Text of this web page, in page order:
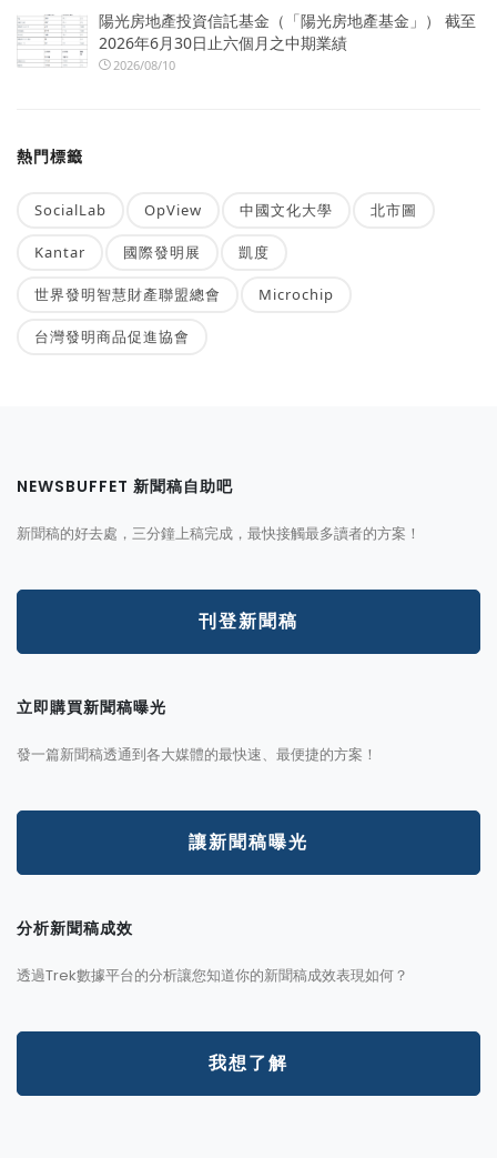
陽光房地產投資信託基金（「陽光房地產基金」） 截至
2026年6月30日止六個月之中期業績
2026/08/10
熱門標籤
SocialLab OpView 中國文化大學 北市圖
Kantar 國際發明展 凱度
世界發明智慧財產聯盟總會 Microchip
台灣發明商品促進協會
NEWSBUFFET 新聞稿自助吧
新聞稿的好去處，三分鐘上稿完成，最快接觸最多讀者的方案！
刊登新聞稿
立即購買新聞稿曝光
發一篇新聞稿透通到各大媒體的最快速、最便捷的方案！
讓新聞稿曝光
分析新聞稿成效
透過Trek數據平台的分析讓您知道你的新聞稿成效表現如何？
我想了解